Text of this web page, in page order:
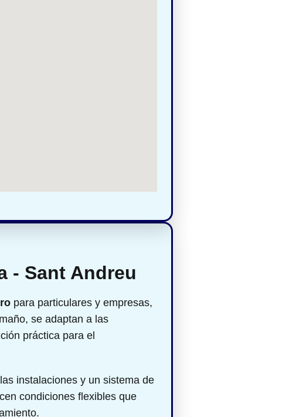
- Sant Andreu
para particulares y empresas,
se adaptan a las
práctica para el
instalaciones y un sistema de
condiciones flexibles que